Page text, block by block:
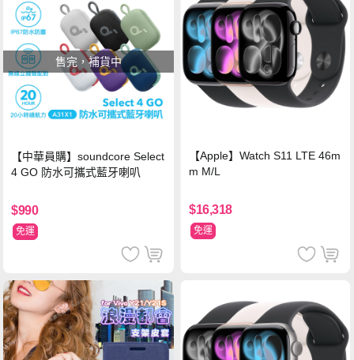
售完，補貨中
【中華員購】soundcore Select
4 GO 防水可攜式藍牙喇叭
$990
免運
【Apple】Watch S11 LTE 46m
m M/L
$16,318
免運